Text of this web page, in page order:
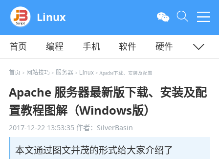
Linux
首页 编程 手机 软件
硬件
教程
平面 服务器
首页 > 网站技巧 > 服务器> Linux> Apache下载、安装及配置
Apache 服务器最新版下载、安装及配
置教程图解（Windows版）
2017-12-22 13:53:35作者：SilverBasin
本文通过图文并茂的形式给大家介绍了